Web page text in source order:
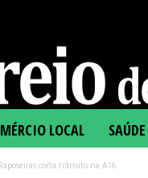
LOCAL SAÚDE
corta trânsito na A16